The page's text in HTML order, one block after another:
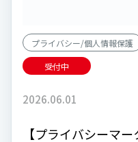
プライバシー/個人情報保護
受付中
2026.06.01
【プライバシーマ